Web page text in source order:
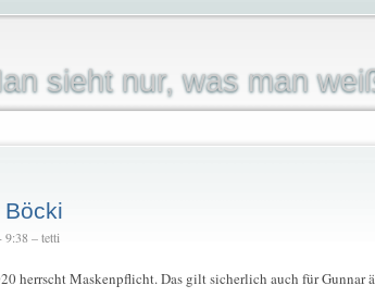
sieht nur, was man
– tetti
herrscht Maskenpflicht. Das gilt sicherlich auch für Gunnar